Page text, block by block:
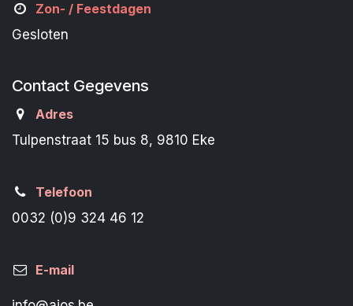
Zon- / Feestdagen
Gesloten
Contact Gegevens
Adres
Tulpenstraat 15 bus 8, 9810 Eke
Telefoon
0032 (0)9 324 46 12
E-mail